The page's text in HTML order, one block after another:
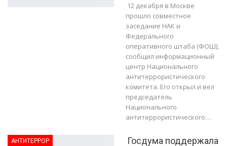
12 декабря в Москве
прошло совместное
заседание НАК и
Федерального
оперативного штаба (ФОШ),
сообщил информационный
центр Национального
антитеррористического
комитета. Его открыл и вел
председатель
Национального
антитеррористического…
АНТИТЕРРОР Госдума поддержала